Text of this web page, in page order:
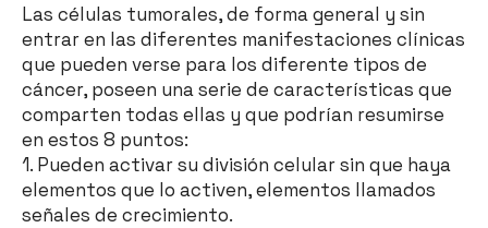
Las células tumorales, de forma general y sin
entrar en las diferentes manifestaciones clínicas
que pueden verse para los diferente tipos de
cáncer, poseen una serie de características que
comparten todas ellas y que podrían resumirse
en estos 8 puntos:
1. Pueden activar su división celular sin que haya
elementos que lo activen, elementos llamados
señales de crecimiento.